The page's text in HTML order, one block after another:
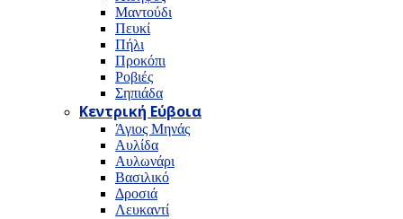
Μαντούδι
Πευκί
Πήλι
Προκόπι
Ροβιές
Σηπιάδα
Κεντρική Εύβοια
Άγιος Μηνάς
Αυλίδα
Αυλωνάρι
Βασιλικό
Δροσιά
Λευκαντί